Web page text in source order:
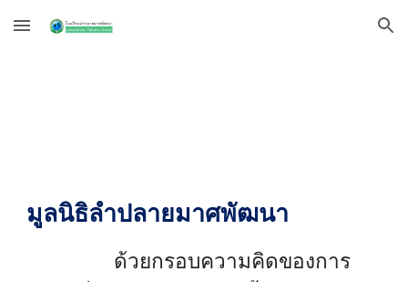
Skip to main content Skip to navigation
มูลนิธิลำปลายมาศพัฒนา
ด้วยกรอบความคิดของการ